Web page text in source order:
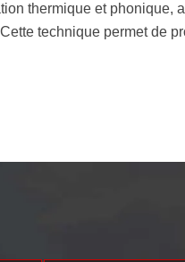
thermique et phonique,
technique permet de